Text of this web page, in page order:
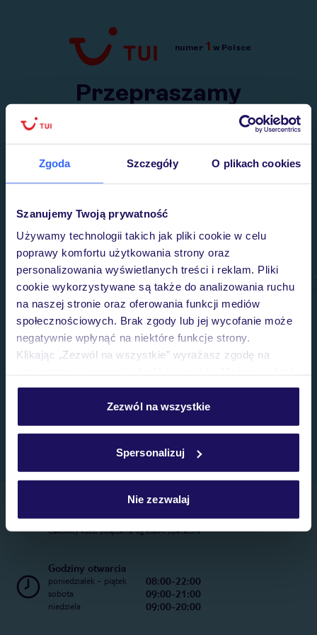
Zgoda Szczegóły O plikach cookies
Szanujemy Twoją prywatność
Używamy technologii takich jak pliki cookie w celu
poprawy komfortu użytkowania strony oraz
personalizowania wyświetlanych treści i reklam. Pliki
cookie wykorzystywane są także do analizowania ruchu
na naszej stronie oraz oferowania funkcji mediów
społecznościowych. Brak zgody lub jej wycofanie może
negatywnie wpłynąć na niektóre funkcje strony.
Klikając „Zezwól na wszystkie” wyrażasz zgodę na
personalizować swój wybór wchodząc w zakładkę
Szczegółowe informacje o plikach cookie znajdziesz
Zezwól na wszystkie
Spersonalizuj
Nie zezwalaj
Przejdź do TUI.pl
numer 1 w Polsce
Przepraszamy
Wysłaliśmy nasz serwis na krótkie wakacje.
Telefoniczne Centrum Rezerwacji
22 270 31 20
Całkowity koszt połączenia wg stawki operatora
Godziny otwarcia
poniedziałek - piątek 08:00-22:00
sobota 09:00-21:00
niedziela 09:00-20:00